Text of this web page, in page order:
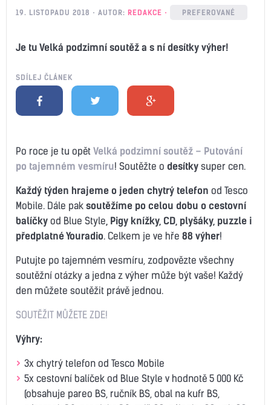
19. LISTOPADU 2018 AUTOR: REDAKCE PREFEROVANÉ
Je tu Velká podzimní soutěž a s ní desítky výher!
SDÍLEJ ČLÁNEK
Po roce je tu opět Velká podzimní soutěž – Putování
po tajemném vesmíru! Soutěžte o desítky super cen.
Každý týden hrajeme o jeden chytrý telefon od Tesco
Mobile. Dále pak soutěžíme po celou dobu o cestovní
balíčky od Blue Style , Pigy knížky, CD, plyšáky, puzzle i
předplatné Youradio. Celkem je ve hře 88 výher!
Putujte po tajemném vesmíru, zodpovězte všechny
soutěžní otázky a jedna z výher může být vaše! Každý
den můžete soutěžit právě jednou.
SOUTĚŽIT MŮŽETE ZDE!
Výhry:
3x chytrý telefon od Tesco Mobile
5x cestovní balíček od Blue Style v hodnotě 5 000 Kč
(obsahuje pareo BS, ručník BS, obal na kufr BS,